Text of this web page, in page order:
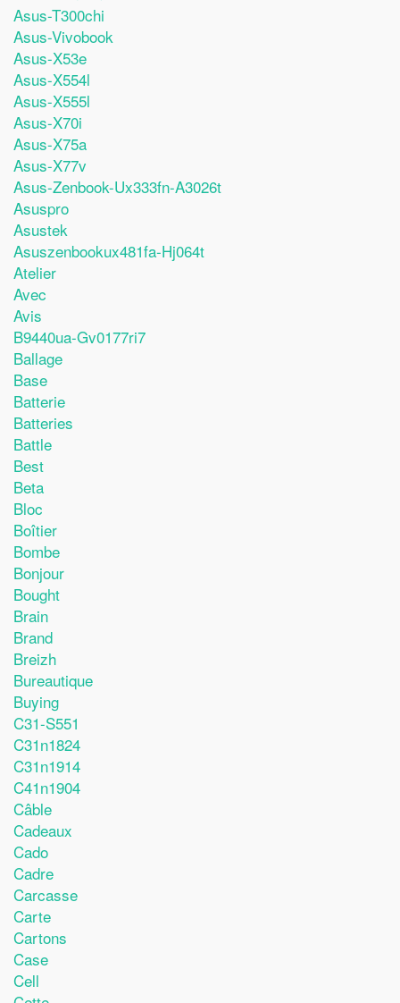
Asus-T300chi
Asus-Vivobook
Asus-X53e
Asus-X554l
Asus-X555l
Asus-X70i
Asus-X75a
Asus-X77v
Asus-Zenbook-Ux333fn-A3026t
Asuspro
Asustek
Asuszenbookux481fa-Hj064t
Atelier
Avec
Avis
B9440ua-Gv0177ri7
Ballage
Base
Batterie
Batteries
Battle
Best
Beta
Bloc
Boîtier
Bombe
Bonjour
Bought
Brain
Brand
Breizh
Bureautique
Buying
C31-S551
C31n1824
C31n1914
C41n1904
Câble
Cadeaux
Cado
Cadre
Carcasse
Carte
Cartons
Case
Cell